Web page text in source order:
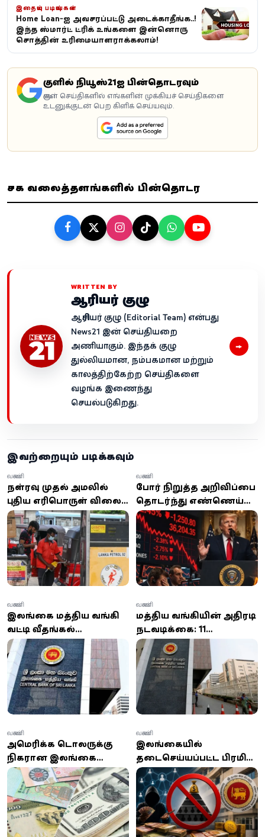
இதையும் படியுங்கள்
Home Loan-ஐ அவசரப்பட்டு அடைக்காதீங்க..!
இந்த ஸ்மார்ட் ட்ரிக் உங்களை இன்னொரு
சொத்தின் உரிமையாளராக்கலாம்!
கூகுளில் நியூஸ்21ஐ பின்தொடரவும்
கூகுள் செய்திகளில் எங்களின் முக்கியச் செய்திகளை
உடனுக்குடன் பெற கிளிக் செய்யவும்.
சமூக வலைத்தளங்களில் பின்தொடர
WRITTEN BY
ஆசிரியர் குழு
ஆசிரியர் குழு (Editorial Team) என்பது
News21 இன் செய்தியறை
அணியாகும். இந்தக் குழு
துல்லியமான, நம்பகமான மற்றும்
காலத்திற்கேற்ற செய்திகளை
வழங்க இணைந்து
செயல்படுகிறது.
→
இவற்றையும் படிக்கவும்
நள்ளிரவு முதல் அமலில்
புதிய எரிபொருள் விலை:
92 பெட்ரோல், டீசல்
விலை குறைப்பு
வணிகம்
போர் நிறுத்த அறிவிப்பை
தொடர்ந்து எண்ணெய்
விலைகள் தொடர்ந்து
சரிவு
வணிகம்
இலங்கை மத்திய வங்கி
வட்டி வீதங்களில்
மாற்றமில்லை;
பொருளாதார சவால்கள்
குறித்து எச்சரிக்கை
வணிகம்
மத்திய வங்கியின் அதிரடி
நடவடிக்கை: 11
நிறுவனங்களுக்கு ரூ.
14.6 மில்லியன் அபராதம்!
வணிகம்
அமெரிக்க டொலருக்கு
நிகரான இலங்கை
ரூபாயின் விலை வீழ்ச்சி:
இன்றைய நாணய
மாற்று விகிதம்
வணிகம்
இலங்கையில்
தடைசெய்யப்பட்ட பிரமிட்
முதலீட்டு திட்டங்கள்:
பட்டியலை வெளியிட்ட
மத்திய வங்கி!
பொதுமக்களுக்கு அவசர
எச்சரிக்கை
வணிகம்